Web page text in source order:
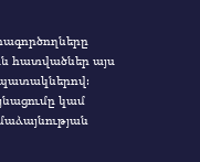
հատվածներ այս
կամ